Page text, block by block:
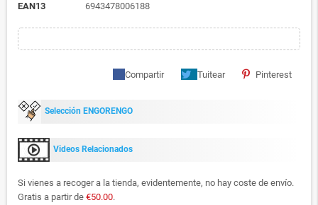
EAN13
6943478006188
Compartir Tuitear Pinterest
Selección ENGORENGO
Videos Relacionados
Si vienes a recoger a la tienda, evidentemente, no hay coste de envío.
Gratis a partir de €50.00.